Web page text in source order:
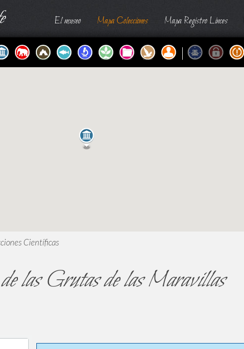
El museo Mapa Colecciones Mapa Registro Linces
Científicas
las Grutas de las Maravillas